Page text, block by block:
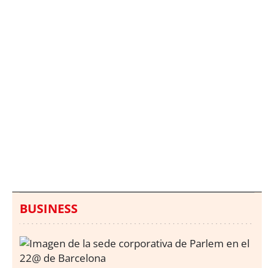
BUSINESS